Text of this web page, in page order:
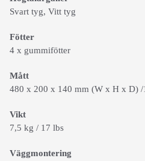
Svart tyg, Vitt tyg
Fötter
4 x gummifötter
Mått
480 x 200 x 140 mm (W x H x D)
Vikt
7,5 kg / 17 lbs
Väggmontering